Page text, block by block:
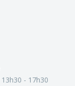
13h30 - 17h30